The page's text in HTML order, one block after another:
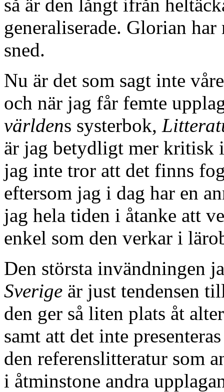
så är den långt ifrån
generaliserade. Glorian
sned.
Nu är det som sagt inte
och när jag får femte
världens systerbok,
är jag betydligt mer kritisk
jag inte tror att det finns
eftersom jag i dag har en
jag hela tiden i åtanke att
enkel som den verkar i
Den största invändningen
Sverige är just tendensen
den ger så liten plats åt
samt att det inte
den referenslitteratur som
i åtminstone andra